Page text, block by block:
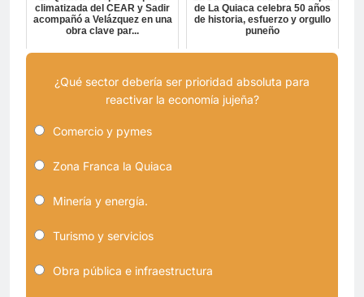
climatizada del CEAR y Sadir
acompañó a Velázquez en una
obra clave par...
de La Quiaca celebra 50 años
de historia, esfuerzo y orgullo
puneño
¿Qué sector debería ser prioridad absoluta para
reactivar la economía jujeña?
Comercio y pymes
Zona Franca la Quiaca
Minería y energía.
Turismo y servicios
Obra pública e infraestructura